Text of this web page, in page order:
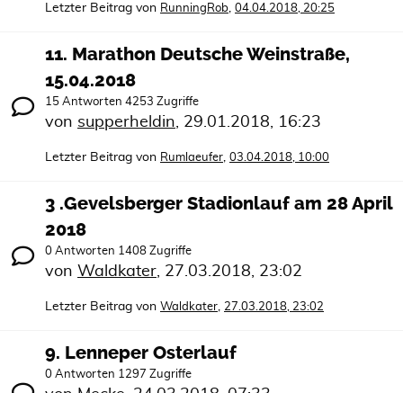
Letzter Beitrag von RunningRob 04.04.2018, 20:25
11. Marathon Deutsche Weinstraße,
15.04.2018
15 Antworten 4253 Zugriffe
von supperheldin 29.01.2018, 16:23
Letzter Beitrag von Rumlaeufer 03.04.2018, 10:00
3 .Gevelsberger Stadionlauf am 28 April
2018
0 Antworten 1408 Zugriffe
von Waldkater 27.03.2018, 23:02
Letzter Beitrag von Waldkater 27.03.2018, 23:02
9. Lenneper Osterlauf
0 Antworten 1297 Zugriffe